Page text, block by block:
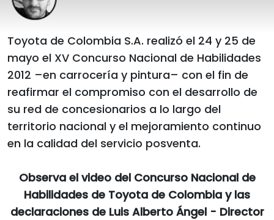
Toyota de Colombia S.A. realizó el 24 y 25 de
mayo el XV Concurso Nacional de Habilidades
2012 –en carrocería y pintura– con el fin de
reafirmar el compromiso con el desarrollo de
su red de concesionarios a lo largo del
territorio nacional y el mejoramiento continuo
en la calidad del servicio posventa.
Observa el video del Concurso Nacional de
Habilidades de Toyota de Colombia y las
declaraciones de Luis Alberto Ángel - Director